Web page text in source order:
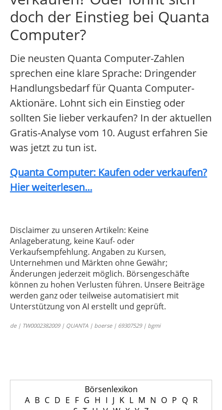
doch der Einstieg bei Quanta
Computer?
Die neusten Quanta Computer-Zahlen
sprechen eine klare Sprache: Dringender
Handlungsbedarf für Quanta Computer-
Aktionäre. Lohnt sich ein Einstieg oder
sollten Sie lieber verkaufen? In der aktuellen
Gratis-Analyse vom 10. August erfahren Sie
was jetzt zu tun ist.
Quanta Computer: Kaufen oder verkaufen?
Hier weiterlesen...
Disclaimer zu unseren Artikeln: Keine
Anlageberatung, keine Kauf- oder
Verkaufsempfehlung. Angaben zu Kursen,
Unternehmen und Märkten ohne Gewähr;
Änderungen jederzeit möglich. Börsengeschäfte
können zu hohen Verlusten führen. Unsere Beiträge
werden ganz oder teilweise automatisiert mit
Unterstützung von AI erstellt und geprüft.
de | TW0002382009 | QUANTA | boerse | 69307529 | bgmi
Börsenlexikon
A B C D E F G H I J K L M N O P Q R